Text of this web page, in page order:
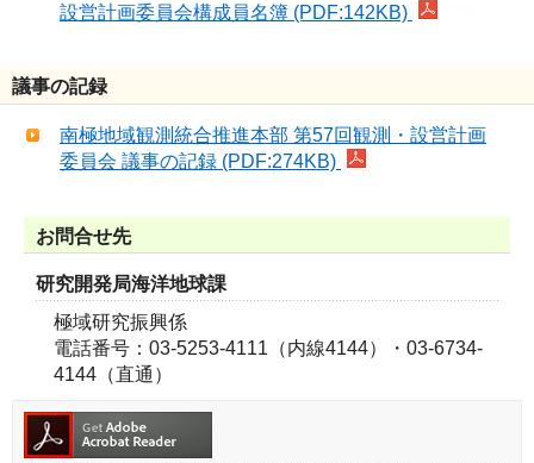
設営計画委員会構成員名簿 (PDF:142KB)
議事の記録
南極地域観測統合推進本部 第57回観測・設営計画
委員会 議事の記録 (PDF:274KB)
お問合せ先
研究開発局海洋地球課
極域研究振興係
電話番号：03-5253-4111（内線4144）・03-6734-
4144（直通）